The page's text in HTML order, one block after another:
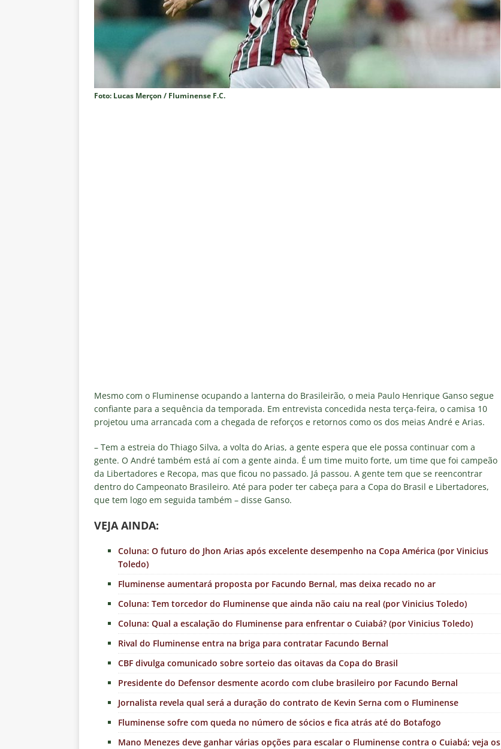
do Brasil 2026
NOTÍCIAS
[ 5 de agosto de 2026 ]
Fortaleza X Palmeiras — Oitavas Copa do Brasil 2026: Palpites, Odds e
DICAS DE APOSTAS
[ 5 de agosto de 2026 ] Fluminense anuncia escalação para confronto decisivo contra o Vasco
pela Copa do Brasil 2026
NOTÍCIAS
[ 5 de agosto de 2026 ] ALERTA GERAL! Maracanã vai lotar na Copa do Brasil: CET-Rio monta
megaoperação e antecipa bloqueios para Fluminense x Vasco
NOTÍCIAS
vaga nas quartas de final da Copa do Brasil: veja a análise completa
NOTÍCIAS
Foto: Lucas Merçon / Fluminense F.C.
Mesmo com o Fluminense ocupando a lanterna do Brasileirão, o meia Paulo Henrique Ganso segue
confiante para a sequência da temporada. Em entrevista concedida nesta terça-feira, o camisa 10
projetou uma arrancada com a chegada de reforços e retornos como os dos meias André e Arias.
– Tem a estreia do Thiago Silva, a volta do Arias, a gente espera que ele possa continuar com a
gente. O André também está aí com a gente ainda. É um time muito forte, um time que foi campeão
da Libertadores e Recopa, mas que ficou no passado. Já passou. A gente tem que se reencontrar
dentro do Campeonato Brasileiro. Até para poder ter cabeça para a Copa do Brasil e Libertadores,
que tem logo em seguida também – disse Ganso.
VEJA AINDA:
Coluna: O futuro do Jhon Arias após excelente desempenho na Copa América (por Vinicius
Toledo)
Fluminense aumentará proposta por Facundo Bernal, mas deixa recado no ar
Coluna: Tem torcedor do Fluminense que ainda não caiu na real (por Vinicius Toledo)
Coluna: Qual a escalação do Fluminense para enfrentar o Cuiabá? (por Vinicius Toledo)
Rival do Fluminense entra na briga para contratar Facundo Bernal
CBF divulga comunicado sobre sorteio das oitavas da Copa do Brasil
Presidente do Defensor desmente acordo com clube brasileiro por Facundo Bernal
Jornalista revela qual será a duração do contrato de Kevin Serna com o Fluminense
Fluminense sofre com queda no número de sócios e fica atrás até do Botafogo
Mano Menezes deve ganhar várias opções para escalar o Fluminense contra o Cuiabá; veja os